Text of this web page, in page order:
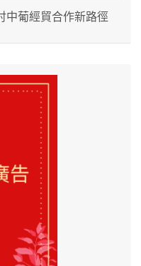
中葡經貿合作新路徑